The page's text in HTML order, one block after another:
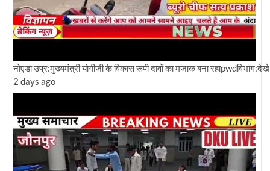
नोएडा उप्र:मुख्यमंत्री योगीजी के विकास रूपी दावों का मज़ाक बना रहाpwdविभाग:देखे
2 days ago